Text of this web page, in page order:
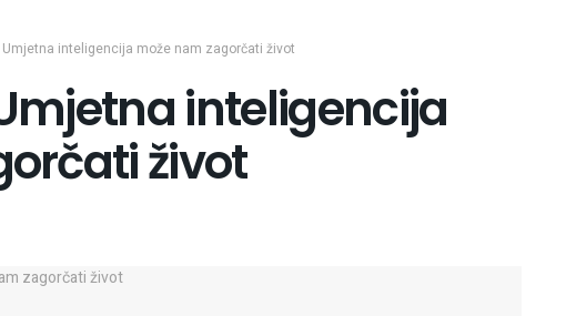
Umjetna inteligencija može nam zagorčati život
inteligencija
život